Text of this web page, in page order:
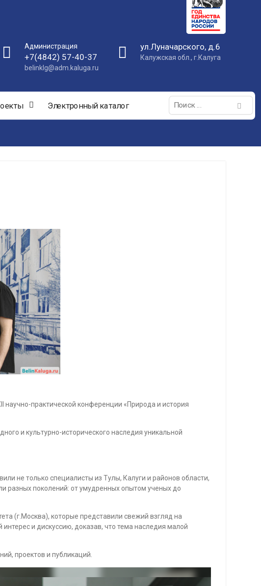
Администрация
+7(4842) 57-40-37
belinklg@adm.kaluga.ru
ул.Луначарского, д.6
Калужская обл., г.Калуга
Электронный каталог
Поиск:
научно-практической конференции «Природа и история
и культурно-исторического наследия уникальной
не только специалисты из Тулы, Калуги и районов области,
разных поколений: от умудренных опытом ученых до
(г.Москва), которые представили свежий взгляд на
и дискуссию, доказав, что тема наследия малой
проектов и публикаций.